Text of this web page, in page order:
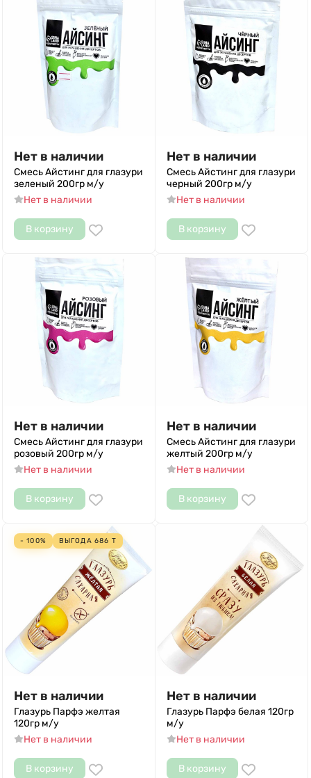
Нет в наличии
Смесь Айстинг для глазури
зеленый 200гр м/у
Нет в наличии
В корзину
Нет в наличии
Смесь Айстинг для глазури
черный 200гр м/у
Нет в наличии
В корзину
Нет в наличии
Смесь Айстинг для глазури
розовый 200гр м/у
Нет в наличии
В корзину
Нет в наличии
Смесь Айстинг для глазури
желтый 200гр м/у
Нет в наличии
В корзину
- 100% ВЫГОДА 686 Т
Нет в наличии
Глазурь Парфэ желтая
120гр м/у
Нет в наличии
В корзину
Нет в наличии
Глазурь Парфэ белая 120гр
м/у
Нет в наличии
В корзину